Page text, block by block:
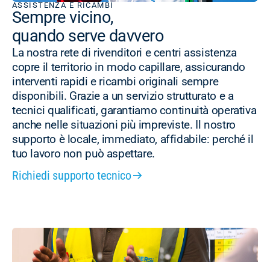
ASSISTENZA E RICAMBI
Sempre vicino,
quando serve davvero
La nostra rete di rivenditori e centri assistenza
copre il territorio in modo capillare, assicurando
interventi rapidi e ricambi originali sempre
disponibili. Grazie a un servizio strutturato e a
tecnici qualificati, garantiamo continuità operativa
anche nelle situazioni più impreviste. Il nostro
supporto è locale, immediato, affidabile: perché il
tuo lavoro non può aspettare.
Richiedi supporto tecnico